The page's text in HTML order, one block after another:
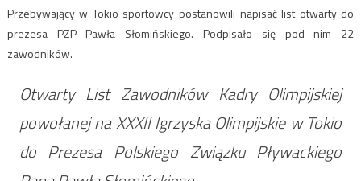
Przebywający w Tokio sportowcy postanowili napisać list otwarty do
prezesa PZP Pawła Słomińskiego. Podpisało się pod nim 22
zawodników.
Otwarty List Zawodników Kadry Olimpijskiej
powołanej na XXXII Igrzyska Olimpijskie w Tokio
do Prezesa Polskiego Związku Pływackiego